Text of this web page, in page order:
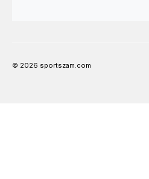
© 2026 sportszam.com